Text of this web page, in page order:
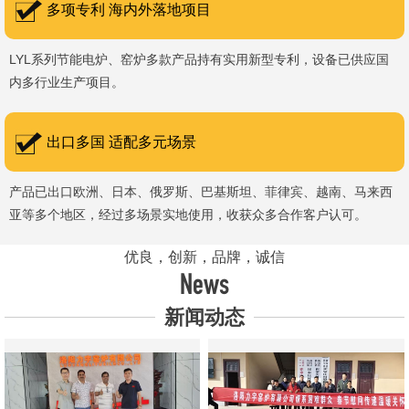
多项专利 海内外落地项目
LYL系列节能电炉、窑炉多款产品持有实用新型专利，设备已供应国
内多行业生产项目。
出口多国 适配多元场景
产品已出口欧洲、日本、俄罗斯、巴基斯坦、菲律宾、越南、马来西
亚等多个地区，经过多场景实地使用，收获众多合作客户认可。
优良，创新，品牌，诚信
News
新闻动态